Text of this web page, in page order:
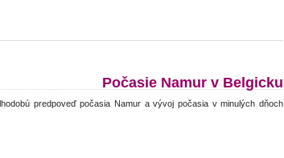
Počasie Namur v Belgicku
predpoveď počasia Namur a vývoj počasia v minulých dňoch